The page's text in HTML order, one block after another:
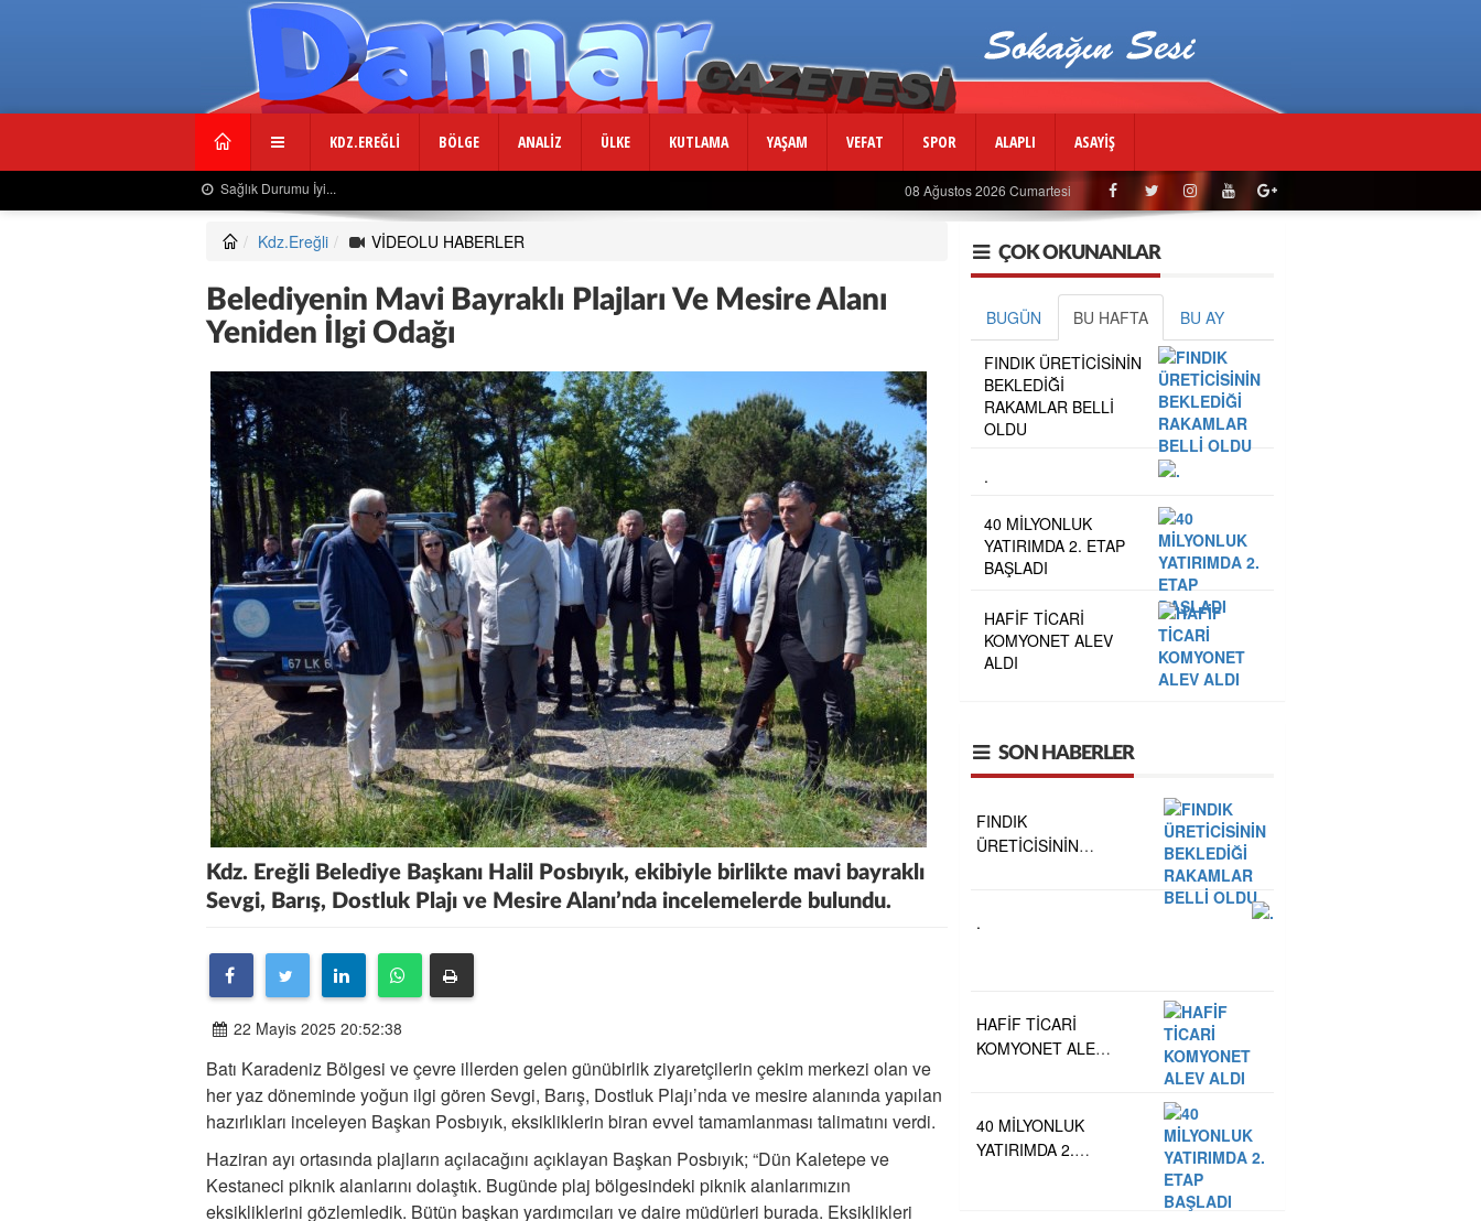
KDZ.EREĞLİ BÖLGE ANALİZ ÜLKE KUTLAMA YAŞAM VEFAT SPOR ALAPLI ASAYİŞ
Usta Gazeteciden Sevindiren Haber.... 08 Ağustos 2026 Cumartesi
Kdz.Ereğli VİDEOLU HABERLER
Belediyenin Mavi Bayraklı Plajları Ve Mesire Alanı
Yeniden İlgi Odağı
Kdz. Ereğli Belediye Başkanı Halil Posbıyık, ekibiyle birlikte mavi bayraklı
Sevgi, Barış, Dostluk Plajı ve Mesire Alanı’nda incelemelerde bulundu.
22 Mayis 2025 20:52:38
Batı Karadeniz Bölgesi ve çevre illerden gelen günübirlik ziyaretçilerin çekim merkezi olan ve
her yaz döneminde yoğun ilgi gören Sevgi, Barış, Dostluk Plajı’nda ve mesire alanında yapılan
hazırlıkları inceleyen Başkan Posbıyık, eksikliklerin biran evvel tamamlanması talimatını verdi.
Haziran ayı ortasında plajların açılacağını açıklayan Başkan Posbıyık; “Dün Kaletepe ve
Kestaneci piknik alanlarını dolaştık. Bugünde plaj bölgesindeki piknik alanlarımızın
eksikliklerini gözlemledik. Bütün başkan yardımcıları ve daire müdürleri burada. Eksiklikleri
ÇOK OKUNANLAR
BUGÜN BU HAFTA BU AY
FINDIK ÜRETİCİSİNİN
BEKLEDİĞİ
RAKAMLAR BELLİ
OLDU
.
40 MİLYONLUK
YATIRIMDA 2. ETAP
BAŞLADI
HAFİF TİCARİ
KOMYONET ALEV
ALDI
SON HABERLER
FINDIK
ÜRETİCİSİNİN
.
HAFİF TİCARİ
KOMYONET ALEV
40 MİLYONLUK
YATIRIMDA 2.